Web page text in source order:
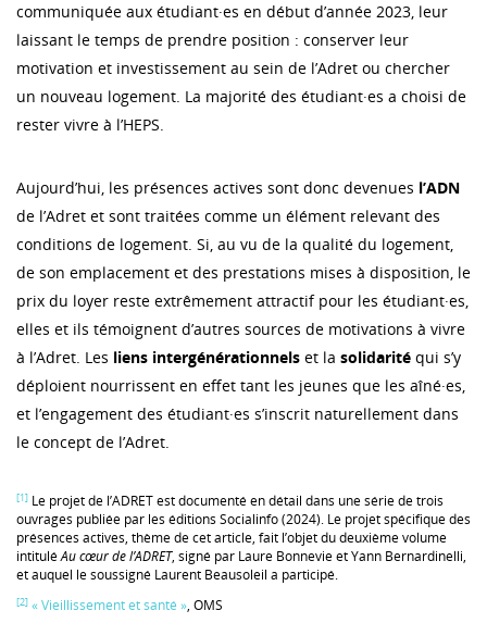
communiquée aux étudiant·es en début d’année 2023, leur
laissant le temps de prendre position : conserver leur
motivation et investissement au sein de l’Adret ou chercher
un nouveau logement. La majorité des étudiant·es a choisi de
rester vivre à l’HEPS.
Aujourd’hui, les présences actives sont donc devenues l’ADN
de l’Adret et sont traitées comme un élément relevant des
conditions de logement. Si, au vu de la qualité du logement,
de son emplacement et des prestations mises à disposition, le
prix du loyer reste extrêmement attractif pour les étudiant·es,
elles et ils témoignent d’autres sources de motivations à vivre
à l’Adret. Les liens intergénérationnels et la solidarité qui s’y
déploient nourrissent en effet tant les jeunes que les aîné·es,
et l’engagement des étudiant·es s’inscrit naturellement dans
le concept de l’Adret.
[1] Le projet de l’ADRET est documenté en détail dans une série de trois
ouvrages publiée par les éditions Socialinfo (2024). Le projet spécifique des
présences actives, thème de cet article, fait l’objet du deuxième volume
intituléAu cœur de l’ADRET, signé par Laure Bonnevie et Yann Bernardinelli,
et auquel le soussigné Laurent Beausoleil a participé.
[2] « Vieillissement et santé », OMS